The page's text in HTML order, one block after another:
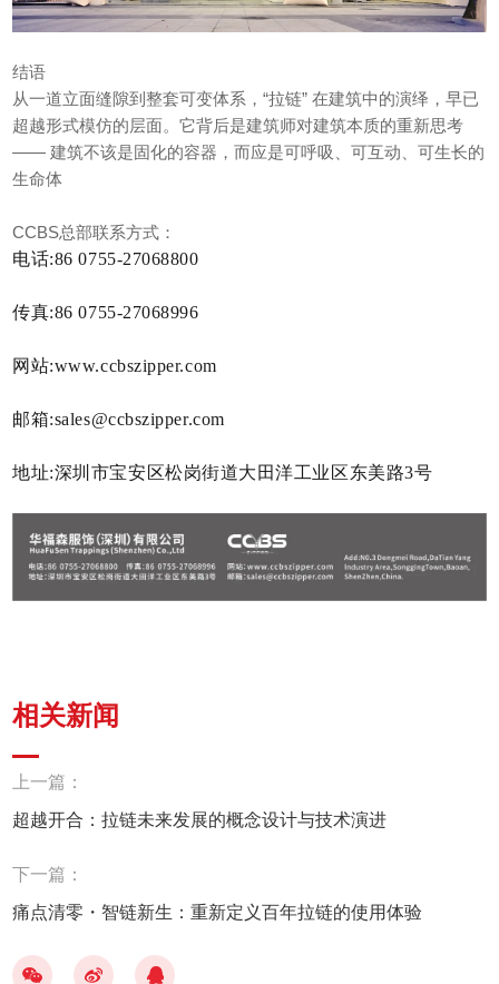
结语
从一道立面缝隙到整套可变体系，“拉链” 在建筑中的演绎，早已
超越形式模仿的层面。它背后是建筑师对建筑本质的重新思考
—— 建筑不该是固化的容器，而应是可呼吸、可互动、可生长的
生命体
CCBS总部联系方式：
电话:86 0755-27068800
传真:86 0755-27068996
网站:www.ccbszipper.com
邮箱:sales@ccbszipper.com
地址:深圳市宝安区松岗街道大田洋工业区东美路3号
相关新闻
上一篇：
超越开合：拉链未来发展的概念设计与技术演进
下一篇：
痛点清零・智链新生：重新定义百年拉链的使用体验